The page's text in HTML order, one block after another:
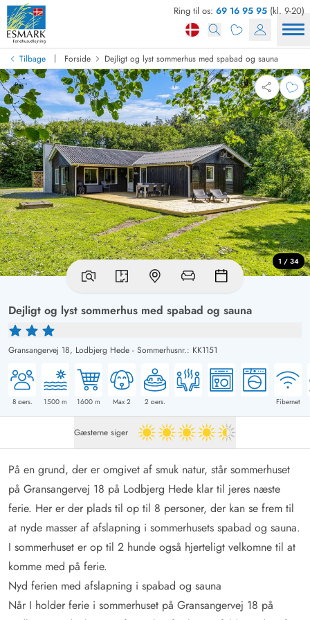
Ring til os: 69 16 95 95 (kl. 9-20)
Tilbage | Forside Dejligt og lyst sommerhus med spabad og sauna
Dejligt og lyst sommerhus med spabad og sauna
Gransangervej 18, Lodbjerg Hede - Sommerhusnr.: KK1151
8pers. 1500 m 1600 m Max 2 2 pers. Fibernet
1 / 34
Gæsterne siger 4.5 ud af 5
På en grund, der er omgivet af smuk natur, står sommerhuset
på Gransangervej 18 på Lodbjerg Hede klar til jeres næste
ferie. Her er der plads til op til 8 personer, der kan se frem til
at nyde masser af afslapning i sommerhusets spabad og sauna.
I sommerhuset er op til 2 hunde også hjerteligt velkomne til at
komme med på ferie.
Nyd ferien med afslapning i spabad og sauna
Når I holder ferie i sommerhuset på Gransangervej 18 på